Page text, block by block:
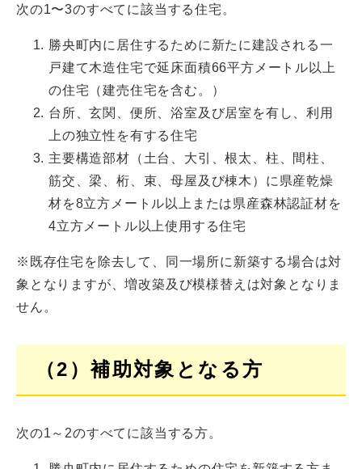
次の1〜3のすべてに該当する住宅。
勝央町内に居住するために新たに建設される一
戸建て木造住宅で延床面積66平方メートル以上
の住宅（建売住宅を含む。）
台所、玄関、便所、浴室及び居室を有し、利用
上の独立性を有する住宅
主要構造部材（土台、大引、根太、柱、間柱、
筋交、梁、桁、束、母屋及び棟木）に県産乾燥
材を8立方メートル以上または県産森林認証材を
4立方メートル以上使用する住宅
※既存住宅を除去して、同一場所に新築する場合は対
象となりますが、増改築及び模様替えは対象となりま
せん。
（2）補助対象となる方
次の1～2のすべてに該当する方。